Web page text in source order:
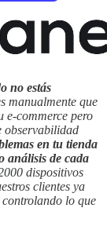
no estás
manualmente que
e-commerce pero
observabilidad
en tu tienda
análisis de cada
dispositivos
clientes ya
lo que